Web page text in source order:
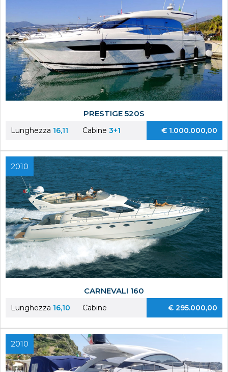
PRESTIGE 520S
Lunghezza 16,11 Cabine 3+1 € 1.000.000,00
2010
CARNEVALI 160
Lunghezza 16,10 Cabine € 295.000,00
2010